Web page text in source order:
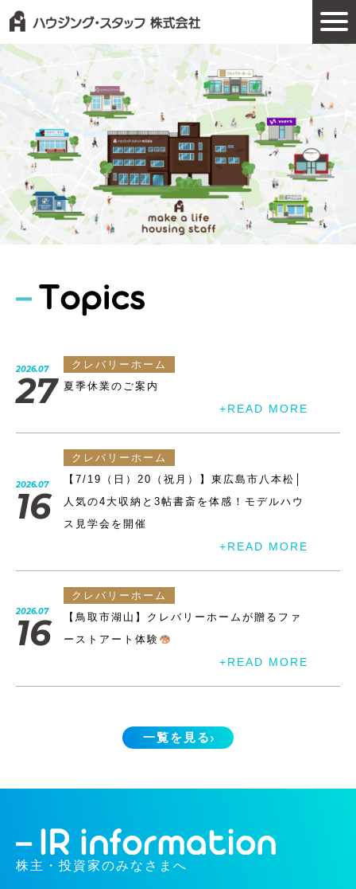
2026.07
27
クレバリーホーム
夏季休業のご案内
+READ MORE
2026.07
16
クレバリーホーム
【7/19（日）20（祝月）】東広島市八本松│
人気の4大収納と3帖書斎を体感！モデルハウ
ス見学会を開催
+READ MORE
2026.07
16
クレバリーホーム
【鳥取市湖山】クレバリーホームが贈るファ
ーストアート体験
+READ MORE
一覧を見る
株主・投資家のみなさまへ